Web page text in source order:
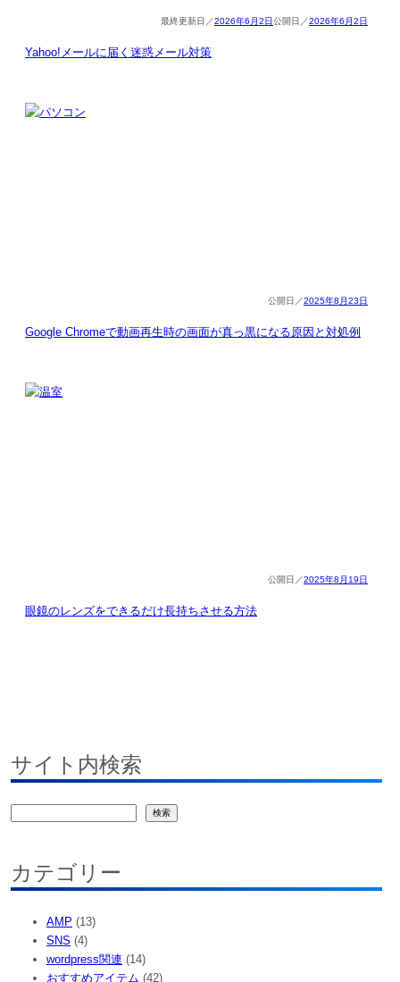
2026年6月2日 2026年6月2日
Yahoo!メールに届く迷惑メール対策
2025年8月23日
Google Chromeで動画再生時の画面が真っ黒になる原因と対処例
2025年8月19日
眼鏡のレンズをできるだけ長持ちさせる方法
サイト内検索
検索
カテゴリー
AMP (13)
SNS (4)
wordpress関連 (14)
おすすめアイテム (42)